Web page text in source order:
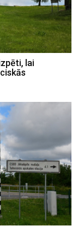
lai